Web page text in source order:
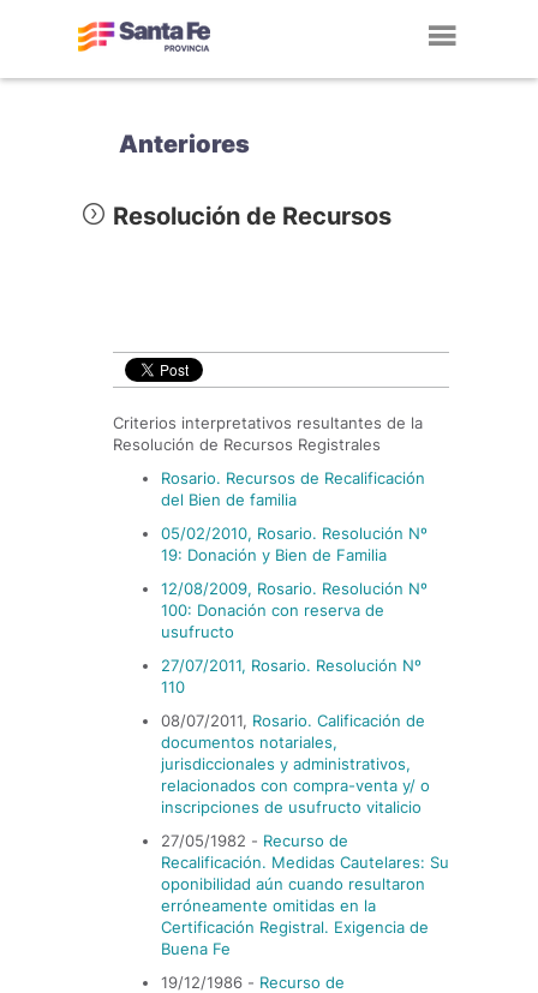
Anteriores
Resolución de Recursos
Criterios interpretativos resultantes de la
Resolución de Recursos Registrales
Rosario. Recursos de Recalificación
del Bien de familia
05/02/2010, Rosario. Resolución Nº
19: Donación y Bien de Familia
12/08/2009, Rosario. Resolución Nº
100: Donación con reserva de
usufructo
27/07/2011, Rosario. Resolución Nº
110
08/07/2011, Rosario. Calificación de
documentos notariales,
jurisdiccionales y administrativos,
relacionados con compra-venta y/ o
inscripciones de usufructo vitalicio
27/05/1982 - Recurso de
Recalificación. Medidas Cautelares: Su
oponibilidad aún cuando resultaron
erróneamente omitidas en la
Certificación Registral. Exigencia de
Buena Fe
19/12/1986 - Recurso de